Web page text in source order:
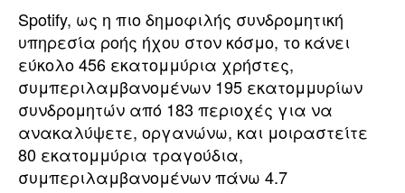
o
l
o
κατεβάσετε
τραγούδια
στο
Spotify
δωρεάν
με
το
Music
Spotify, ως η πιο δημοφιλής συνδρομητική
υπηρεσία ροής ήχου στον κόσμο, το κάνει
εύκολο 456 εκατομμύρια χρήστες,
συμπεριλαμβανομένων 195 εκατομμυρίων
συνδρομητών από 183 περιοχές για να
ανακαλύψετε, οργανώνω, και μοιραστείτε
80 εκατομμύρια τραγούδια,
συμπεριλαμβανομένων πάνω 4.7